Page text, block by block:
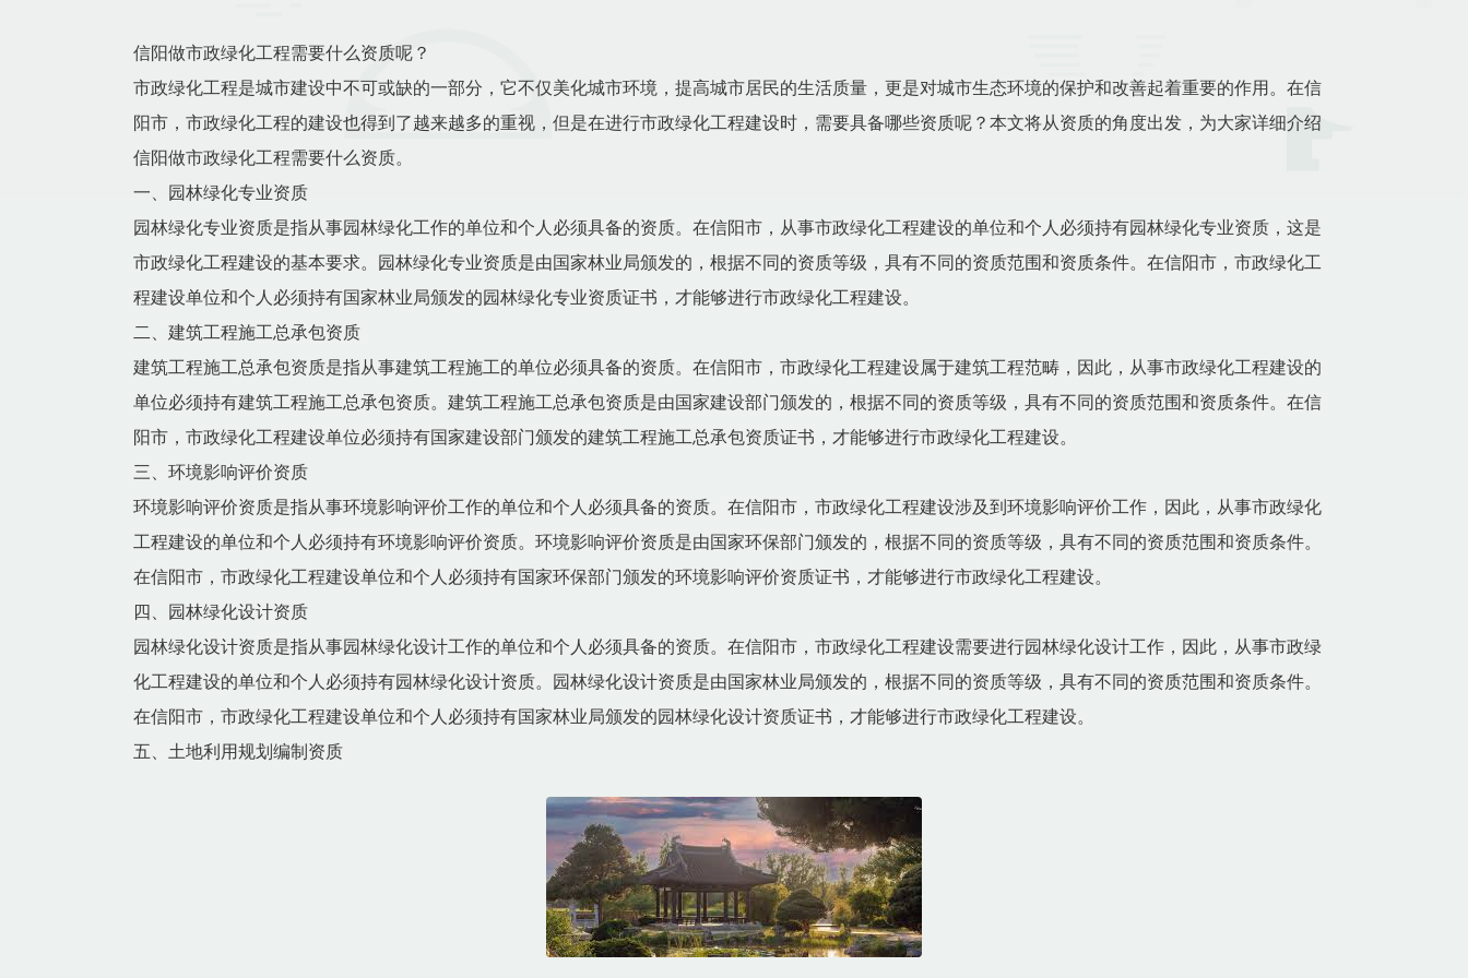
信阳做市政绿化工程需要什么资质呢？
市政绿化工程是城市建设中不可或缺的一部分，它不仅美化城市环境，提高城市居民的生活质量，更是对城市生态环境的保护和改善起着重要的作用。在信
阳市，市政绿化工程的建设也得到了越来越多的重视，但是在进行市政绿化工程建设时，需要具备哪些资质呢？本文将从资质的角度出发，为大家详细介绍
信阳做市政绿化工程需要什么资质。
一、园林绿化专业资质
园林绿化专业资质是指从事园林绿化工作的单位和个人必须具备的资质。在信阳市，从事市政绿化工程建设的单位和个人必须持有园林绿化专业资质，这是
市政绿化工程建设的基本要求。园林绿化专业资质是由国家林业局颁发的，根据不同的资质等级，具有不同的资质范围和资质条件。在信阳市，市政绿化工
程建设单位和个人必须持有国家林业局颁发的园林绿化专业资质证书，才能够进行市政绿化工程建设。
二、建筑工程施工总承包资质
建筑工程施工总承包资质是指从事建筑工程施工的单位必须具备的资质。在信阳市，市政绿化工程建设属于建筑工程范畴，因此，从事市政绿化工程建设的
单位必须持有建筑工程施工总承包资质。建筑工程施工总承包资质是由国家建设部门颁发的，根据不同的资质等级，具有不同的资质范围和资质条件。在信
阳市，市政绿化工程建设单位必须持有国家建设部门颁发的建筑工程施工总承包资质证书，才能够进行市政绿化工程建设。
三、环境影响评价资质
环境影响评价资质是指从事环境影响评价工作的单位和个人必须具备的资质。在信阳市，市政绿化工程建设涉及到环境影响评价工作，因此，从事市政绿化
工程建设的单位和个人必须持有环境影响评价资质。环境影响评价资质是由国家环保部门颁发的，根据不同的资质等级，具有不同的资质范围和资质条件。
在信阳市，市政绿化工程建设单位和个人必须持有国家环保部门颁发的环境影响评价资质证书，才能够进行市政绿化工程建设。
四、园林绿化设计资质
园林绿化设计资质是指从事园林绿化设计工作的单位和个人必须具备的资质。在信阳市，市政绿化工程建设需要进行园林绿化设计工作，因此，从事市政绿
化工程建设的单位和个人必须持有园林绿化设计资质。园林绿化设计资质是由国家林业局颁发的，根据不同的资质等级，具有不同的资质范围和资质条件。
在信阳市，市政绿化工程建设单位和个人必须持有国家林业局颁发的园林绿化设计资质证书，才能够进行市政绿化工程建设。
五、土地利用规划编制资质